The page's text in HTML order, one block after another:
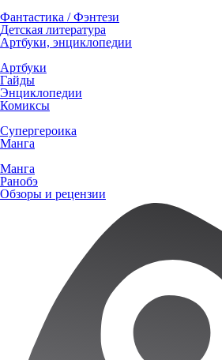
Фантастика / Фэнтези
Детская литература
Артбуки, энциклопедии
Артбуки
Гайды
Энциклопедии
Комиксы
Супергероика
Манга
Манга
Ранобэ
Обзоры и рецензии